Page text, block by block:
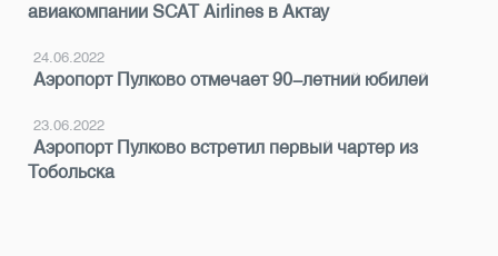
авиакомпании SCAT Airlines в Актау
24.06.2022
Аэропорт Пулково отмечает 90-летний юбилей
23.06.2022
Аэропорт Пулково встретил первый чартер из
Тобольска